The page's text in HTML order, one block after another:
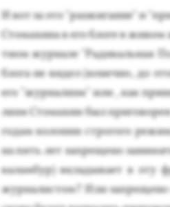
И вот за это "раз­жи­гание" и
Сто­махи­на в его бло­ге в
тном жур­на­ле "Ра­дикаль­ная
бло­га не ви­дел (ко­неч­но, до
его "жур­на­лизм" или , как
лизм Сто­махин был
го­дам ко­лонии стро­гого
на пять лет зап­ре­щено
ка­лам­бур) вкла­дыва­ет в эту
жур­на­лис­том? Или